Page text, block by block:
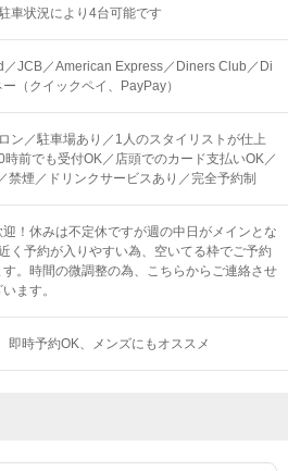
車状況により4台可能です
JCB／American Express／Diners Club／Di
（クイックペイ、PayPay）
ン／駐車場あり／1人のスタイリストが仕上
前でも受付OK／店頭でのカード支払いOK／
禁煙／ドリンクサービスあり／完全予約制
！休みは不定休ですが週の中日がメインとな
く予約が入りやすい為、空いてる枠でご予約
。時間の微調整の為、こちらからご連絡させ
ます。
即時予約OK メンズにもオススメ